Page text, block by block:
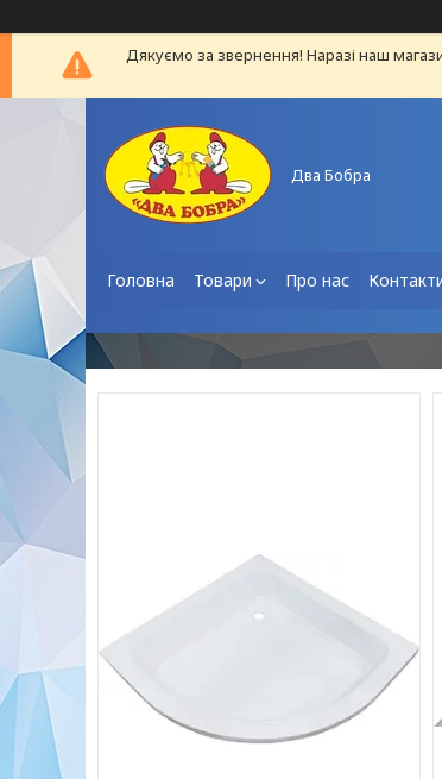
Дякуємо за звернення! Наразі наш
Два Бобра
Головна Товари Про нас